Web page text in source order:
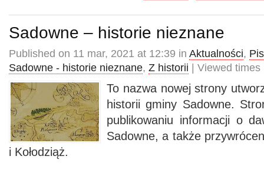
Sadowne – historie nieznane
Published on 11 mar, 2021 at 12:39 in Aktualności,
Sadowne - historie nieznane, Z historii | Viewed
To nazwa nowej strony
historii gminy Sadowne.
publikowaniu informacji o
Sadowne, a także
i Kołodziąż.